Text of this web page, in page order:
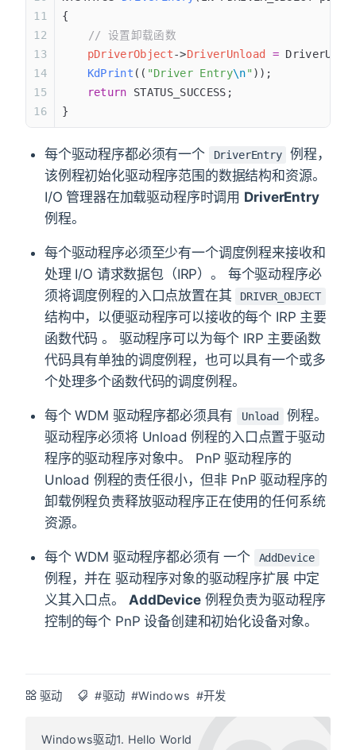
{
    // 设置卸载函数
	pDriverObject
->DriverUnload =
	KdPrint
(( "Driver Entry\n" ));
	return
STATUS_SUCCESS;
}
每个驱动程序都必须有一个 DriverEntry
例程，
该例程初始化驱动程序范围的数据结构和资源。
I/O 管理器在加载驱动程序时调用 DriverEntry
例程。
每个驱动程序必须至少有一个调度例程来接收和
处理 I/O 请求数据包（IRP）。 每个驱动程序必
须将调度例程的入口点放置在其
DRIVER_OBJECT
结构中，以便驱动程序可以接收的每个 IRP 主要
函数代码 。 驱动程序可以为每个 IRP 主要函数
代码具有单独的调度例程，也可以具有一个或多
个处理多个函数代码的调度例程。
每个 WDM 驱动程序都必须具有 Unload
例程。
驱动程序必须将 Unload 例程的入口点置于驱动
程序的驱动程序对象中。 PnP 驱动程序的
Unload 例程的责任很小，但非 PnP 驱动程序的
卸载例程负责释放驱动程序正在使用的任何系统
资源。
每个 WDM 驱动程序都必须有 一个 AddDevice
例程，并在 驱动程序对象的驱动程序扩展 中定
义其入口点。 AddDevice 例程负责为驱动程序
控制的每个 PnP 设备创建和初始化设备对象。
驱动 #驱动 #Windows #开发
Windows驱动1. Hello World